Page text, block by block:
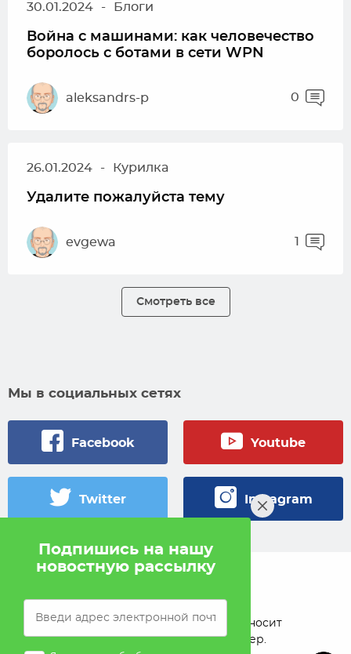
30.01.2024 - Блоги
Война с машинами: как человечество
боролось с ботами в сети WPN
aleksandrs-p 0
26.01.2024 - Курилка
Удалите пожалуйста тему
evgewa 1
Смотреть все
Мы в социальных сетях
Facebook Youtube
Twitter Instagram
Pokah не проводит игры на деньги. Сайт носит
исключительно информационный характер.
Подпишись на нашу
новостную рассылку